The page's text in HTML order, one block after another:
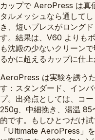
カップで AeroPress は真
タルメッシュなら通して
き、短いプレスがロング
す。結果は、V60 よりも
も沈殿の少ないクリーン
るかに超えるカップに仕上
AeroPress は実験を誘う
す：スタンダード、イン
プ。出発点としては、コ
250g、中細挽き、湯温
的です。もしひとつだけ
「Ultimate AeroPress」